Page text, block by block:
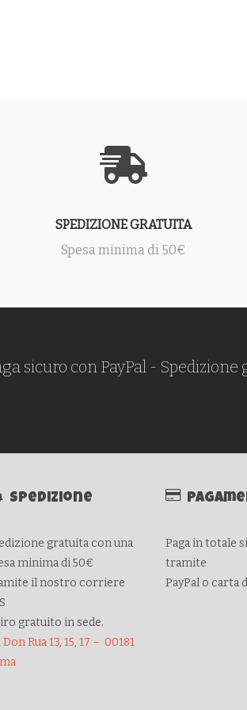
SPEDIZIONE GRATUITA
Spesa minima di 50€
sicuro con PayPal -
Spedizione
gratuita con una
minima di 50€
il nostro corriere
gratuito in sede.
Don Rua 13, 15, 17 – 00181
Paga in totale
tramite
PayPal o carta